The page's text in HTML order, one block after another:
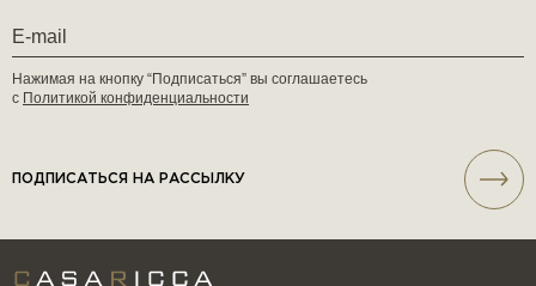
Нажимая на кнопку “Подписаться” вы соглашаетесь
с Политикой конфиденциальности
ПОДПИСАТЬСЯ НА РАССЫЛКУ